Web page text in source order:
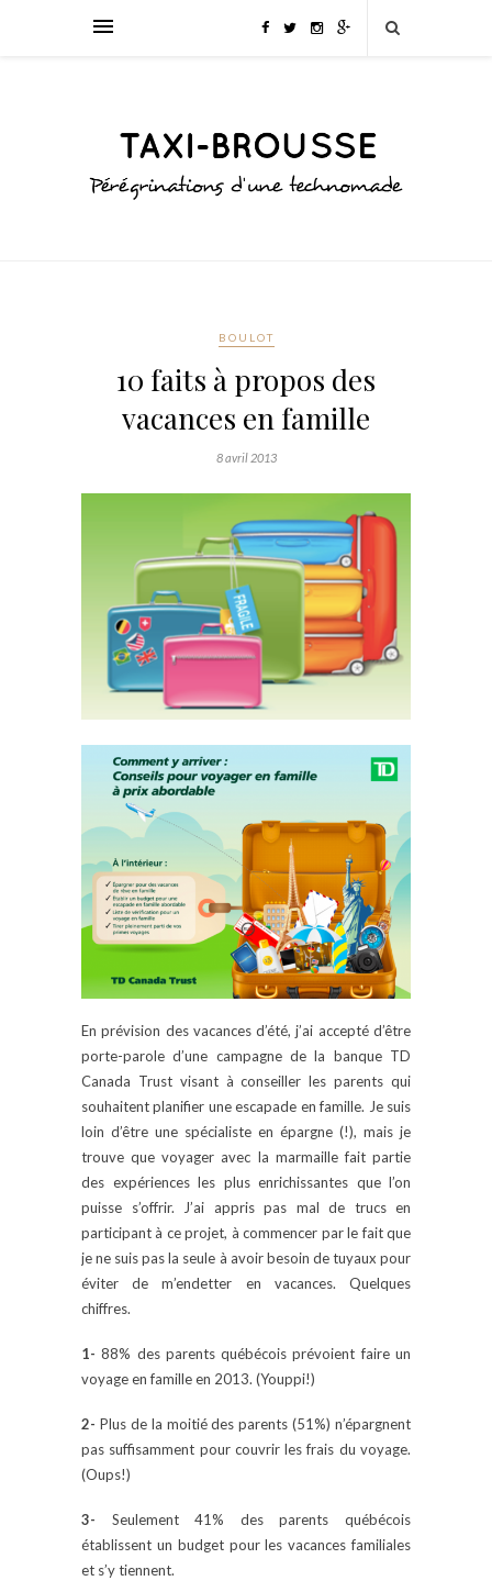
BOULOT
10 faits à propos des
vacances en famille
8 avril 2013
En prévision des vacances d’été, j’ai accepté d’être
porte-parole d’une campagne de la banque TD
Canada Trust visant à conseiller les parents qui
souhaitent planifier une escapade en famille. Je suis
loin d’être une spécialiste en épargne (!), mais je
trouve que voyager avec la marmaille fait partie
des expériences les plus enrichissantes que l’on
puisse s’offrir. J’ai appris pas mal de trucs en
participant à ce projet, à commencer par le fait que
je ne suis pas la seule à avoir besoin de tuyaux pour
éviter de m’endetter en vacances. Quelques
chiffres.
1- 88% des parents québécois prévoient faire un
voyage en famille en 2013. (Youppi!)
2- Plus de la moitié des parents (51%) n’épargnent
pas suffisamment pour couvrir les frais du voyage.
(Oups!)
3- Seulement 41% des parents québécois
établissent un budget pour les vacances familiales
et s’y tiennent.